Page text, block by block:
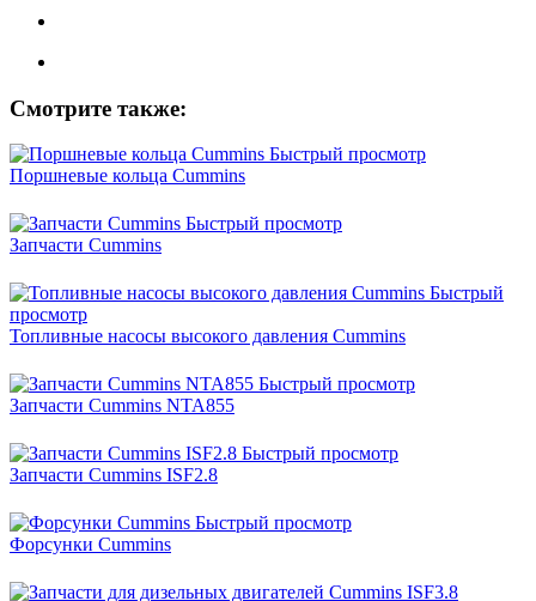
Смотрите также:
Быстрый просмотр
Поршневые кольца Cummins
Быстрый просмотр
Запчасти Cummins
Быстрый
просмотр
Топливные насосы высокого давления Cummins
Быстрый просмотр
Запчасти Cummins NTA855
Быстрый просмотр
Запчасти Cummins ISF2.8
Быстрый просмотр
Форсунки Cummins